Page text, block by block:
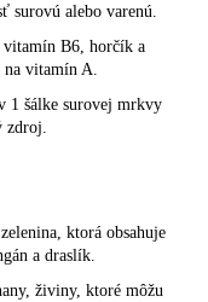
surovú alebo varenú.
B6, horčík a
vitamín A.
1 šálke surovej mrkvy
zdroj.
ktorá obsahuje
a draslík.
živiny, ktoré môžu